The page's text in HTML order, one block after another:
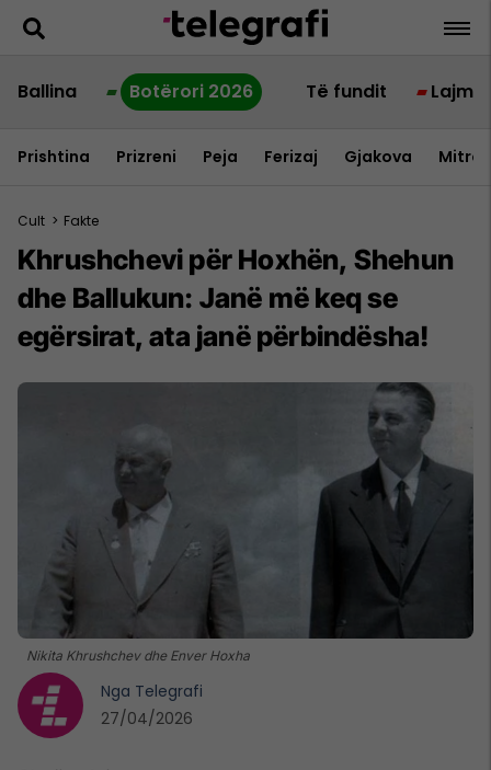
Ballina Botërori 2026 Të fundit Lajme
Prishtina Prizreni Peja Ferizaj Gjakova
Cult > Fakte
Khrushchevi për Hoxhën, Shehun
dhe Ballukun: Janë më keq se
egërsirat, ata janë përbindësha!
Nikita Khrushchev dhe Enver Hoxha
Nga Telegrafi
27/04/2026